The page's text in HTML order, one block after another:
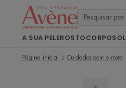
A SUA PELEROSTOCORPOSOL
Página inicial Cuidados com o rosto